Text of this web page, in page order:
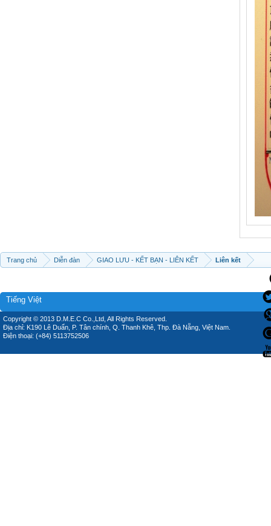
Trang chủ Diễn đàn GIAO LƯU - KẾT BẠN - LIÊN KẾT Liên kết
Tiếng Việt
Copyright © 2013 D.M.E.C Co.,Ltd, All Rights Reserved.
Địa chỉ: K190 Lê Duẩn, P. Tân chính, Q. Thanh Khê, Thp. Đà Nẵng, Việt Nam.
Điện thoại: (+84) 5113752506